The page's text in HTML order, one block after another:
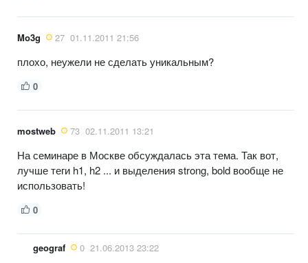
Mo3g 27 01.11.2011 21:56
плохо, неужели не сделать уникальным?
0
mostweb 73 02.11.2011 13:21
На семинаре в Москве обсуждалась эта тема. Так вот,
лучше теги h1, h2 ... и выделения strong, bold вообще не
использовать!
0
geograf 0 21.06.2013 23:22